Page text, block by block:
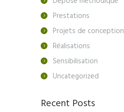
Prestations
Projets de conception
Réalisations
Sensibilisation
Uncategorized
Recent Posts